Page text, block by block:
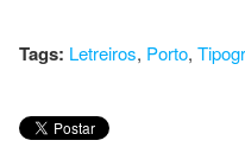
Tags: Letreiros, Porto,